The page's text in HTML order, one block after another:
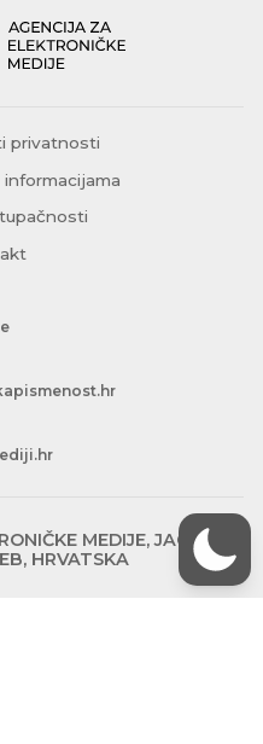
privatnosti
MEDIJE, JAGIĆEVA
HRVATSKA